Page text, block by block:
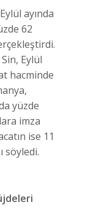
ayında
62
Eylül
hacminde
yüzde
imza
ise 11
söyledi.